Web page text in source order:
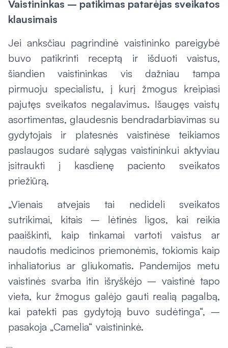
Vaistininkas – patikimas patarėjas sveikatos
klausimais
Jei anksčiau pagrindinė vaistininko pareigybė
buvo patikrinti receptą ir išduoti vaistus,
šiandien vaistininkas vis dažniau tampa
pirmuoju specialistu, į kurį žmogus kreipiasi
pajutęs sveikatos negalavimus. Išaugęs vaistų
asortimentas, glaudesnis bendradarbiavimas su
gydytojais ir platesnės vaistinėse teikiamos
paslaugos sudarė sąlygas vaistininkui aktyviau
įsitraukti į kasdienę paciento sveikatos
priežiūrą.
„Vienais atvejais tai nedideli sveikatos
sutrikimai, kitais – lėtinės ligos, kai reikia
paaiškinti, kaip tinkamai vartoti vaistus ar
naudotis medicinos priemonėmis, tokiomis kaip
inhaliatorius ar gliukomatis. Pandemijos metu
vaistinės svarba itin išryškėjo – vaistinė tapo
vieta, kur žmogus galėjo gauti realią pagalbą,
kai patekti pas gydytoją buvo sudėtinga“, –
pasakoja „Camelia“ vaistininkė.